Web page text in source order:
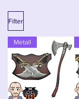
Filter
Metall